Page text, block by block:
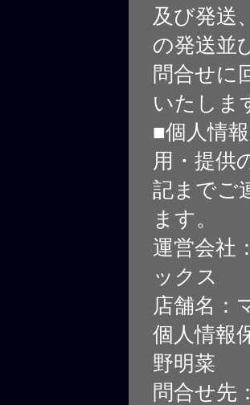
及び発送
の発送並
問合せに
いたしま
■個人情
用・提供
記までご
ます。
運営会社
ックス
店舗名：
個人情報
野明菜
問合せ先